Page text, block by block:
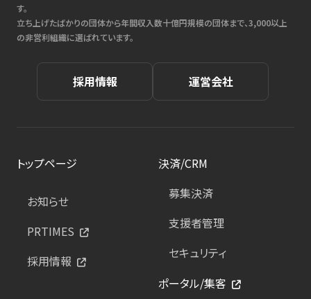
す。
立ち上げたばかりの団体から年間収入数十億円規模の団体まで、3,000以上
の非営利組織に選ばれています。
採用情報 運営会社
トップページ
お知らせ
PRTIMES
採用情報
決済/CRM
募集決済
支援者管理
セキュリティ
ポータル/集客